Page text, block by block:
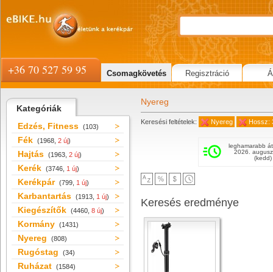
Kategóriák
Edzés, Fitness (103)
Fék (1968, 2 új)
Hajtás (1963, 2 új)
Kerék (3746, 1 új)
Kerékpár (799, 1 új)
Karbantartás (1913, 1 új)
Kiegészítők (4460, 8 új)
Kormány (1431)
Nyereg (808)
Rugóstag (34)
Ruházat (1584)
Nyereg
Keresési feltételek: Nyereg Hossz:
leghamarabb
2026.
(kedd)
Keresés eredménye
+36 70 527 59 95 Csomagkövetés Regisztráció